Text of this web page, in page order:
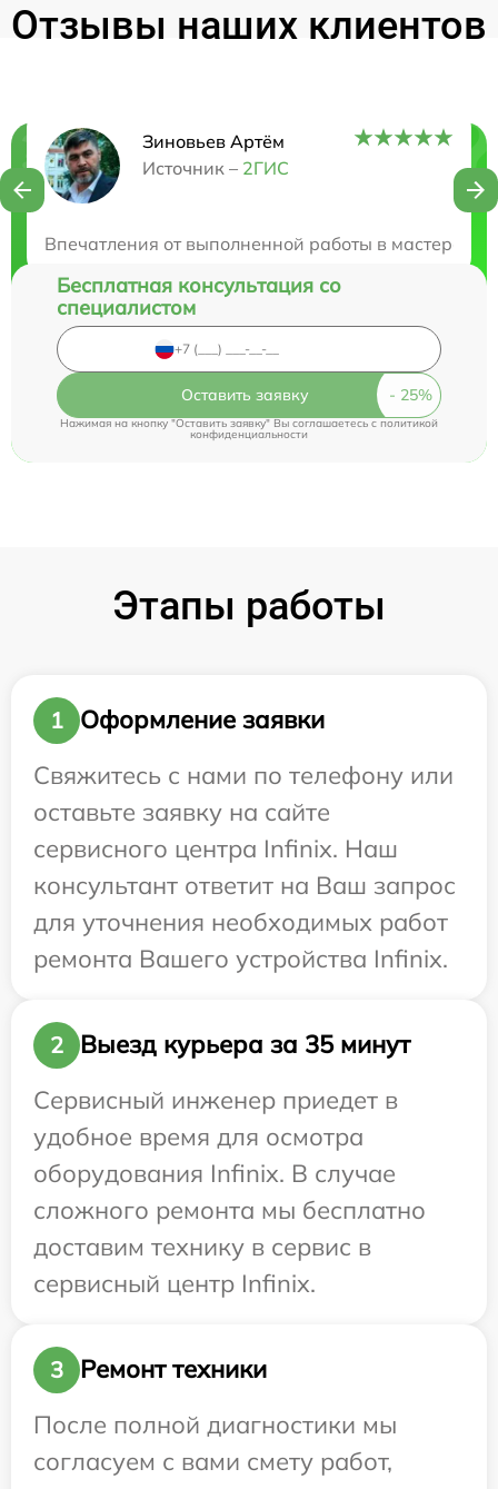
Отзывы наших клиентов
Зиновьев Артём
Источник – 2ГИС
Впечатления от выполненной работы в
Нужна консультация?
Бесплатная консультация со
специалистом
Оставить заявку
Нажимая на кнопку "Оставить заявку" Вы соглашаетесь cполитикой
конфиденциальности
Этапы работы
1
Оформление заявки
Свяжитесь с нами по телефону или
оставьте заявку на сайте
сервисного центра Infinix. Наш
консультант ответит на Ваш запрос
для уточнения необходимых работ
ремонта Вашего устройства Infinix.
2
Выезд курьера за 35 минут
Сервисный инженер приедет в
удобное время для осмотра
оборудования Infinix. В случае
сложного ремонта мы бесплатно
доставим технику в сервис в
сервисный центр Infinix.
3
Ремонт техники
После полной диагностики мы
согласуем с вами смету работ,